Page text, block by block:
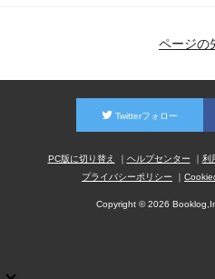
ページの
Twitterフォロー
PC版に切り替え ヘルプセンター 利
プライバシーポリシー
Cookie
Copyright © 2026